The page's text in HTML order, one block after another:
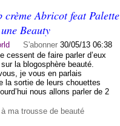
crème Abricot feat Palette
Beauty
S'abonner 30/05/13 06:38
cessent de faire parler d’eux
la blogosphère beauté.
je vous en parlais
la sortie de leurs chouettes
nous allons parler de 2
ma trousse de beauté